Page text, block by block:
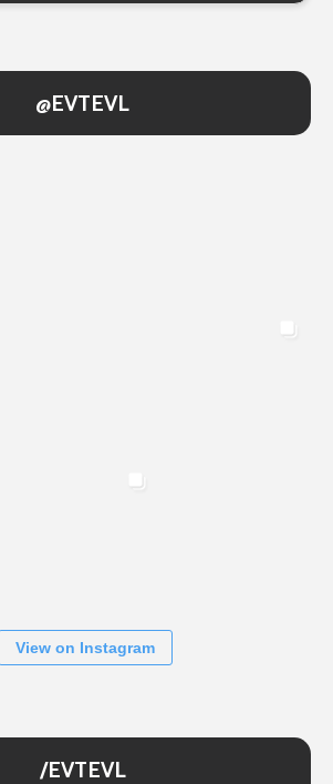
@EVTEVL
View on Instagram
/EVTEVL